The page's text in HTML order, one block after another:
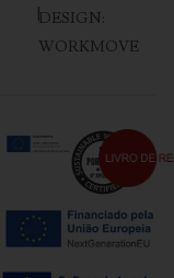
|DESIGN:
WORKMOVE